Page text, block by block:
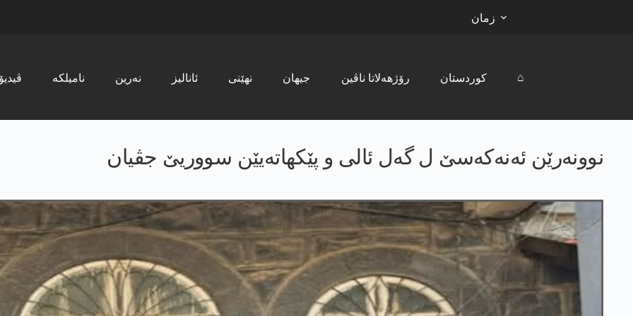
زمان
ڤیدیۆ نامیلکە نەرین ئانالیز نھێنی جیھان رۆژھەلاتا ناڤین کوردستان ⌂
نوونەرێن ئەنەکەسێ ل گەل ئالی و پێکھاتەیێن سووریێ جڤیان